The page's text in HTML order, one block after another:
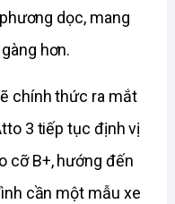
dọc, mang
hơn.
chính thức ra mắt
3 tiếp tục định vị
cỡ B+, hướng đến
cần một mẫu xe